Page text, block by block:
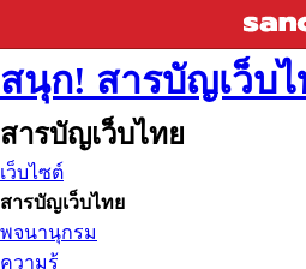
สนุก! สารบัญเว็บ
สารบัญเว็บไทย
เว็บไซต์
สารบัญเว็บไทย
พจนานุกรม
ความรู้